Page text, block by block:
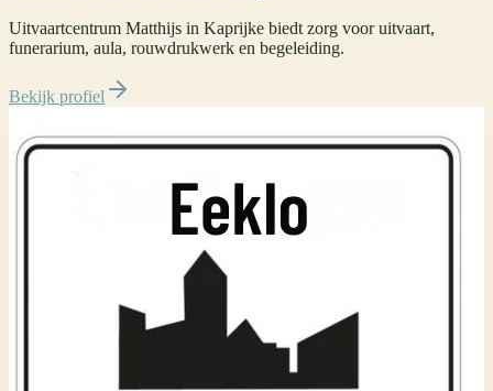
Uitvaartcentrum Matthijs in Kaprijke biedt zorg voor uitvaart,
funerarium, aula, rouwdrukwerk en begeleiding.
Bekijk profiel